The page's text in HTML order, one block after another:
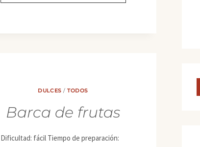
RÚSTICA
CON
FLORES
HOJALDRE
DULCES /TODOS
Barca de frutas
Dificultad: fácil Tiempo de preparación: